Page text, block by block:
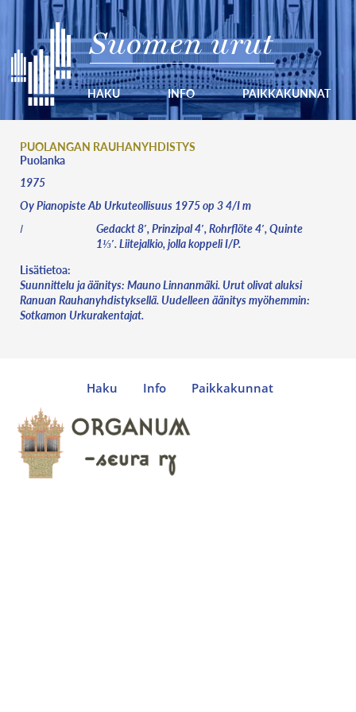
Suomen urut
HAKU INFO PAIKKAKUNNAT
PUOLANGAN RAUHANYHDISTYS
Puolanka
1975
Oy Pianopiste Ab Urkuteollisuus 1975 op 3 4/I m
I
Gedackt 8′, Prinzipal 4′, Rohrflöte 4′, Quinte
1⅓′. Liitejalkio, jolla koppeli I/P.
Lisätietoa:
Suunnittelu ja äänitys: Mauno Linnanmäki. Urut olivat aluksi
Ranuan Rauhanyhdistyksellä. Uudelleen äänitys myöhemmin:
Sotkamon Urkurakentajat.
Haku Info Paikkakunnat